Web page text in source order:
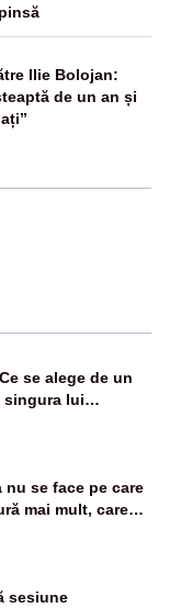
Ilie Bolojan:
de un an și
se alege de un
singura lui
nu se face pe care
mai mult, care
sesiune